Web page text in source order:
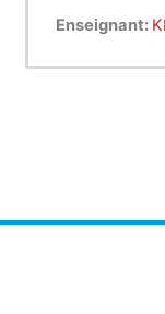
nouvelle ère:
génie
Enseignant: